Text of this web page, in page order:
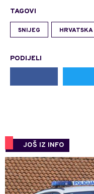
TAGOVI
SNIJEG HRVATSKA
PODIJELI
JOŠ IZ INFO